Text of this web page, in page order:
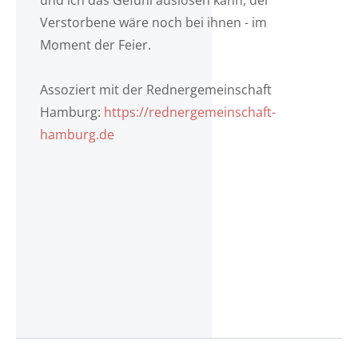
Verstorbene wäre noch bei ihnen - im
Moment der Feier.
Assoziert mit der Rednergemeinschaft
Hamburg: https://rednergemeinschaft-
hamburg.de